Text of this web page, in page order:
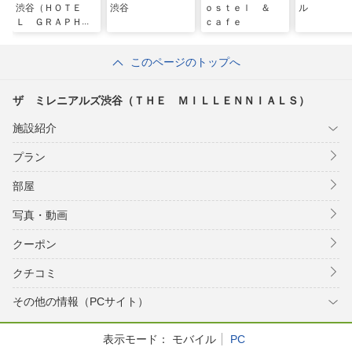
渋谷（ＨＯＴＥ
Ｌ ＧＲＡＰＨ
渋谷
ｏｓｔｅｌ ＆
ｃａｆｅ
ル
このページのトップへ
ザ ミレニアルズ渋谷（ＴＨＥ ＭＩＬＬＥＮＮＩＡＬＳ）
施設紹介
プラン
部屋
写真・動画
クーポン
クチコミ
その他の情報（PCサイト）
表示モード： モバイル PC